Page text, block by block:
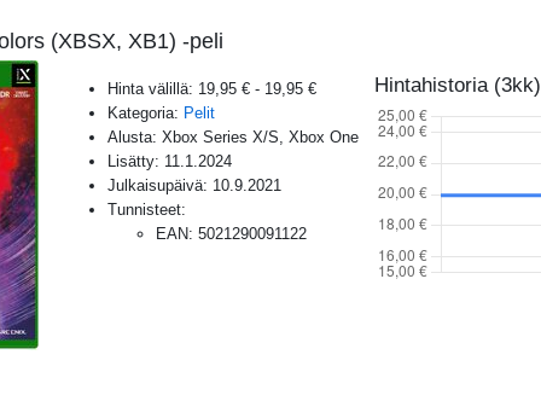
(XBSX, XB1) -peli
Hinta välillä: 19,95 € - 19,95 €
Kategoria: Pelit
Alusta: Xbox Series X/S, Xbox One
Lisätty: 11.1.2024
Julkaisupäivä: 10.9.2021
Tunnisteet:
EAN: 5021290091122
Hintahistoria (3kk)